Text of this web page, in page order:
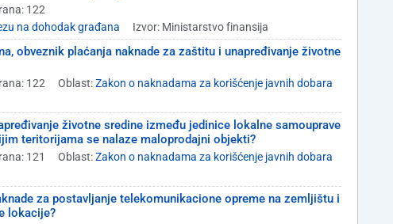
122
na dohodak građana Izvor: Ministarstvo finansija
obveznik plaćanja naknade za zaštitu i unapređivanje životne
122 Oblast:Zakon o naknadama za korišćenje javnih dobara
životne sredine između jedinice lokalne samouprave
teritorijama se nalaze maloprodajni objekti?
121 Oblast:Zakon o naknadama za korišćenje javnih dobara
za postavljanje telekomunikacione opreme na zemljištu i
lokacije?